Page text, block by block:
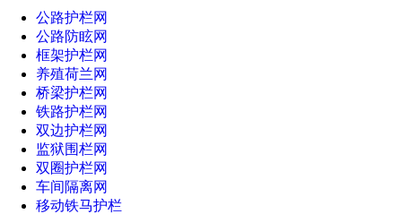
公路护栏网
公路防眩网
框架护栏网
养殖荷兰网
桥梁护栏网
铁路护栏网
双边护栏网
监狱围栏网
双圈护栏网
车间隔离网
移动铁马护栏